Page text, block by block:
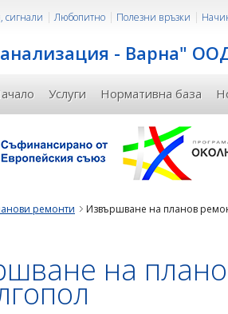
- Варна"
сигнали Любопитно Полезни връзки
Услуги Нормативна база
ремонти Извършване на планов
на